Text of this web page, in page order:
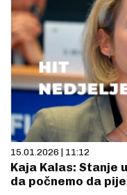
15.01.2026 | 11:12
Kaja Kalas: Stanje
da počnemo da